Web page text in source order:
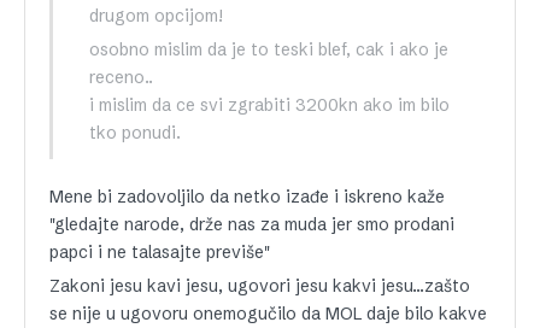
drugom opcijom!
osobno mislim da je to teski blef, cak i ako je
receno..
i mislim da ce svi zgrabiti 3200kn ako im bilo
tko ponudi.
Mene bi zadovoljilo da netko izađe i iskreno kaže
"gledajte narode, drže nas za muda jer smo prodani
papci i ne talasajte previše"
Zakoni jesu kavi jesu, ugovori jesu kakvi jesu…zašto
se nije u ugovoru onemogučilo da MOL daje bilo kakve